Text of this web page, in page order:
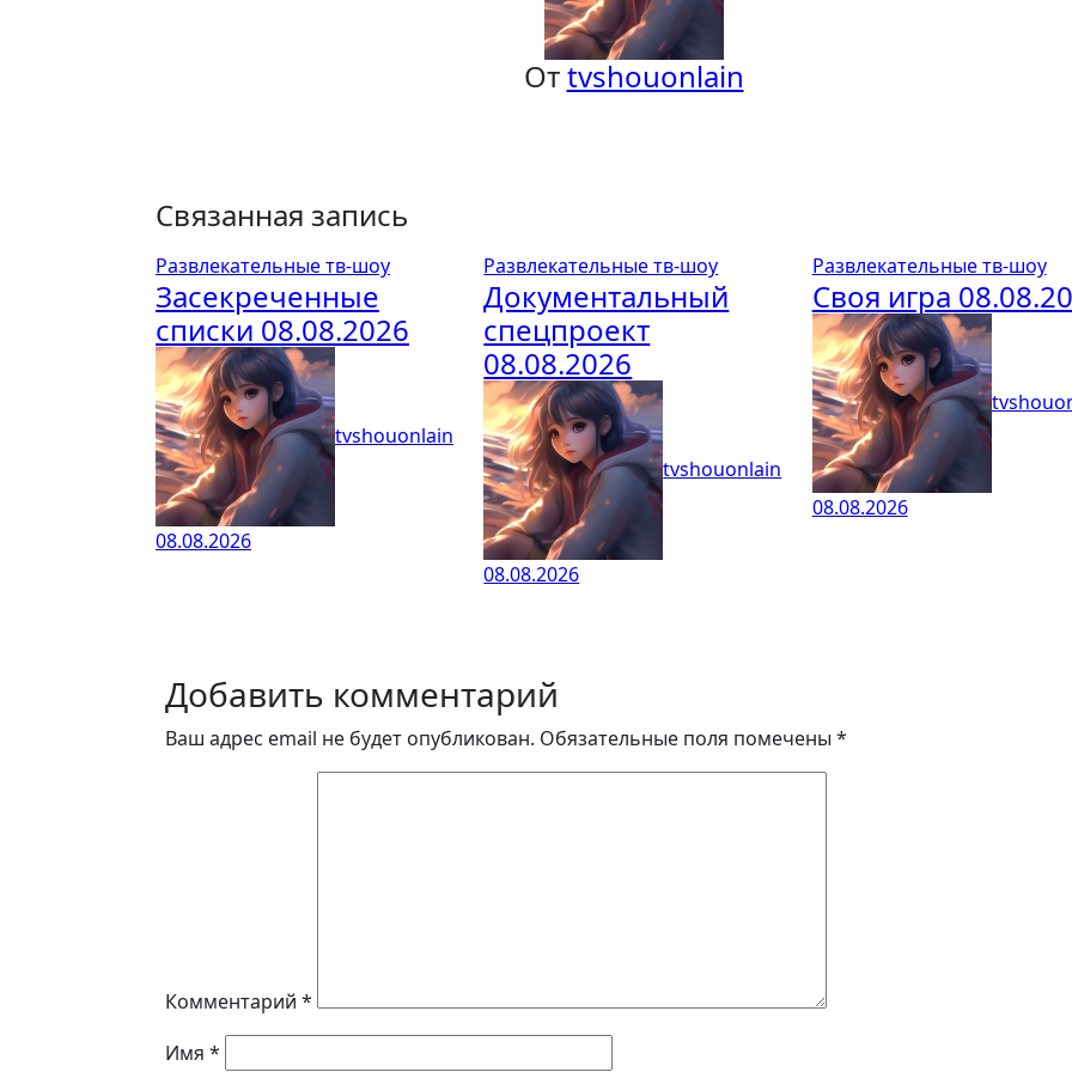
Отtvshouonlain
Связанная запись
Развлекательные тв-шоу
Засекреченные
списки 08.08.2026
tvshouonlain
08.08.2026
Развлекательные тв-шоу
Документальный
спецпроект
08.08.2026
tvshouonlain
08.08.2026
Развлекательные тв-шоу
Своя игра
08.08.2026
Добавить комментарий
Ваш адрес email не будет опубликован. Обязательные поля помечены *
Комментарий *
Имя *